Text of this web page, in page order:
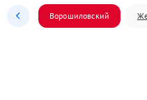
Ворошиловский